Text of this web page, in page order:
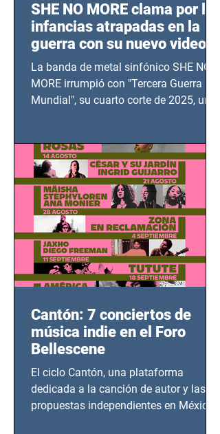
SHE NO MORE clama por las
infancias atrapadas en la
guerra con su nuevo video
TERCERA GUERRA
MUNDIAL
La banda de metal sinfónico SHE NO
MORE irrumpió con "Tercera Guerra
Mundial", su cuarto corte de 2025, un
bélicos.
Cantón: 7 conciertos de
música indie en el Foro
Bellescene
El ciclo Cantón, una plataforma
dedicada a la canción de autor y las
propuestas independientes en México,